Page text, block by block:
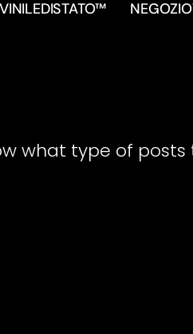
VINILEDISTATO™
what type of posts